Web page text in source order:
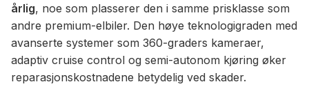
årlig, noe som plasserer den i samme prisklasse som
andre premium-elbiler. Den høye teknologigraden med
avanserte systemer som 360-graders kameraer,
adaptiv cruise control og semi-autonom kjøring øker
reparasjonskostnadene betydelig ved skader.